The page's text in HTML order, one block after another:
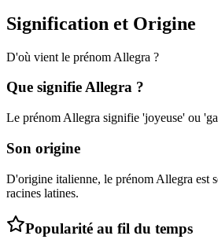
Signification et Origine
D'où vient le prénom Allegra ?
Que signifieAllegra ?
Le prénom Allegra signifie 'joyeuse' ou
Son origine
D'origine italienne, le prénom Allegra est
racines latines.
Popularité au fil du temps